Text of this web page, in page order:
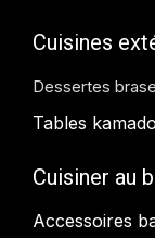
Cuisines
Dessertes
Tables
Cuisiner au
Accessoires